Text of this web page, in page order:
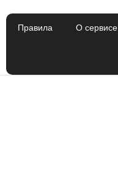
Правила О сервисе